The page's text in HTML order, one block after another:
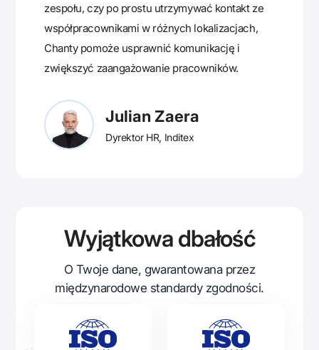
zespołu, czy po prostu utrzymywać kontakt ze
współpracownikami w różnych lokalizacjach,
Chanty pomoże usprawnić komunikację i
zwiększyć zaangażowanie pracowników.
Julian Zaera
Dyrektor HR, Inditex
Wyjątkowa dbałość
O Twoje dane, gwarantowana przez
międzynarodowe standardy zgodności.